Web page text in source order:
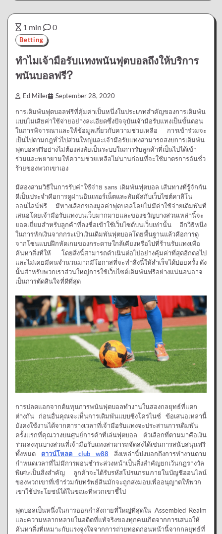
1 min 0
Betting
ทำไมเจ้ามือรับแทงพนันฟุตบอลถึงให้บริการ
พนันบอลฟรี?
Ed Miller September 28, 2020
การเดิมพันฟุตบอลฟรีที่คุ้มค่าเป็นหนึ่งในประเภทสำคัญของการเดิมพัน
แบบไม่เสียค่าใช้จ่ายอย่างละเอียดซึ่งปัจจุบันเจ้ามือรับแทงเป็นขั้นตอน
ในการพิจารณาและให้ข้อมูลเกี่ยวกับความช่วยเหลือ การเข้าร่วมจะ
เป็นไปตามกฎทั่วไปส่วนใหญ่และเจ้ามือรับแทงสามารถสงบการเดิมพัน
ฟุตบอลฟรีอย่างไม่ต้องสงสัยเป็นระบบในการรับลูกค้าที่เป็นไปได้เข้า
ร่วมและพยายามให้ความช่วยเหลือไม่นานก่อนที่จะใช้มาตรการอันชั่ว
ร้ายของพวกเขาเอง
มีสองสามวิธีในการรับค่าใช้จ่าย sans เดิมพันฟุตบอล เส้นทางที่รู้จักกัน
ดีเป็นประจำคือการดูผ่านอินเทอร์เน็ตและสัมผัสกับเว็บไซต์คาสิโน
ออนไลน์ฟรี มีทางเลือกของมูลค่าฟุตบอลโดยไม่มีค่าใช้จ่ายเดิมพันที่
เสนอโดยเจ้ามือรับแทงบนเว็บมากมายและของขวัญบางส่วนเหล่านี้จะ
ยอดเยี่ยมสำหรับลูกค้าที่ลงชื่อเข้าใช้เว็บไซต์บนเว็บเท่านั้น อีกวิธีหนึ่ง
ในการหักเงินจากกระเป๋าเงินเดิมพันฟุตบอลโดยพื้นฐานแล้วคือการดู
จากโซนแบบฝึกหัดเกมของกระดาษใกล้เคียงหรือไปที่ร้านรับแทงเพื่อ
ค้นหาสิ่งที่ให้ โดยสิ่งนี้สามารถดำเนินต่อไปอย่างคุ้มค่าที่สุดอีกต่อไป
และไม่เคยมีคนจำนวนมากมีโอกาสที่จะทำสิ่งนี้ให้สำเร็จได้บ่อยครั้ง ดัง
นั้นสำหรับพวกเราส่วนใหญ่การใช้เว็บไซต์เดิมพันฟรีอย่างแน่นอนอาจ
เป็นการตัดสินใจที่ดีที่สุด
การปลดแอกจากต้นทุนการพนันฟุตบอลทำงานในสองกลยุทธ์ที่แตก
ต่างกัน ก่อนอื่นคุณจะเห็นการเดิมพันแบบซิงโครไนซ์ ข้อเสนอเหล่านี้
ยังคงใช้งานได้จากตารางเวลาที่เจ้ามือรับแทงจะประสานการเดิมพัน
ครั้งแรกที่คุณวางบนศูนย์การค้าที่เล่นฟุตบอล ตัวเลือกที่ตามมาคือเงิน
ร่วมลงทุนบางส่วนที่เจ้ามือรับแทงสามารถจัดส่งได้เช่นการสนับสนุนฟรี
ทั้งหมด ดาวน์โหลด club w88 สิ่งเหล่านี้บ่งบอกถึงการทำงานตาม
กำหนดเวลาที่ไม่มีการผ่อนชำระล่วงหน้าเป็นสิ่งสำคัญยกเว้นกฎรางวัล
พิเศษเป็นสิ่งสำคัญ ลูกค้าจะได้รับรหัสโปรแกรมภายในบัญชีออนไลน์
ของพวกเขาที่เข้าร่วมกับทรัพย์สินมักจะถูกส่งมอบเพื่ออนุญาตให้พวก
เขาใช้ประโยชน์ได้ในขณะที่พวกเขาชี้ไป
ฟุตบอลเป็นหนึ่งในการออกกำลังกายที่ใหญ่ที่สุดใน Assembled Realm
และความหลากหลายในอดีตที่แท้จริงของทุกคนเกิดจากการเสนอให้
ค้นหาสิ่งที่เหมาะกับแรงจูงใจจากการถ่ายทอดก่อนหน้านี้จากกลยุทธ์ที่